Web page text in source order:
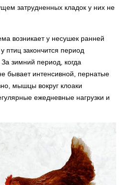
затрудненных кладок у них не
возникает у несушек ранней
птиц закончится период
зимний период, когда
бывает интенсивной, пернатые
мышцы вокруг клоаки
ежедневные нагрузки и